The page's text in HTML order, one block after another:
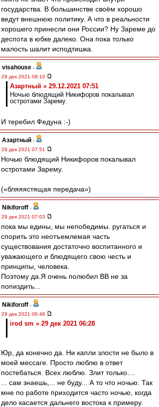
государства. В большинстве своём хорошо
ведут внешнюю политику. А что в реальности
хорошего принесли они России? Ну Зареме до
деспота в юбке далеко. Она пока только
малость шалит исподтишка.
visahouse -
29 дек 2021 08:10
Азартный » 29.12.2021 07:51
Ночью блюдящий Никифоров покалывал
остротами Зарему.
И теребил Федуна :-)
Азартный -
29 дек 2021 07:51
Ночью блюдящий Никифоров покалывал
остротами Зарему.
(«бляяястящая передача»)
Nikiforoff -
29 дек 2021 07:03
пока мы едины, мы непобедимы. ругаться и
спорить это неотъемлемая часть
существования достаточно воспитанного и
уважающего и блюдящего свою честь и
принципы, человека.
Поэтому да.Я очень полюбил ВВ не за
попиздить...
Nikiforoff -
29 дек 2021 06:48
irod sm » 29 дек 2021 06:28
Юр, да конечно да. Ни капли злости не было в
моей мессаге. Просто люблю в ответ
постебаться. Всех люблю. Злит только....
... сам знаешь,... не буду... А то что ночью. Так
мне по работе приходится часто ночью, когда
дело касается дальнего востока к примеру.